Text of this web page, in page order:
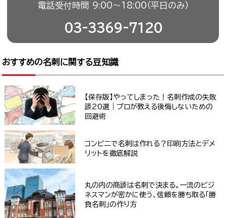
電話受付時間 9:00〜18:00（平日のみ）
03-3369-7120
おすすめの名刺に関する豆知識
【保存版】やってしまった！名刺作成の失敗
談20選｜プロが教える後悔しないための
回避術
コンビニで名刺は作れる？印刷方法とデメ
リットを徹底解説
丸の内の商談は名刺で決まる。一流のビジ
ネスマンが密かに使う、信頼を勝ち取る「勝
負名刺」の作り方